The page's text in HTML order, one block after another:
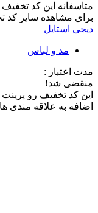
متاسفانه این کد
برای مشاهده سایر کد
دیجی استایل
مد و لباس
مدت اعتبار :
منقضی شد!
این کد تخفیف رو
اضافه به علاقه مندی ها